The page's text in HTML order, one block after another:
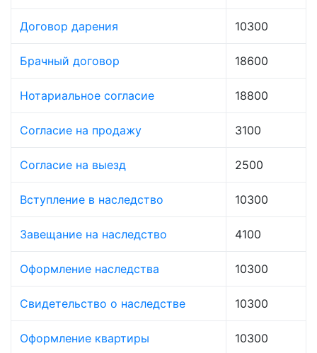
Договор дарения 10300
Брачный договор 18600
Нотариальное согласие 18800
Согласие на продажу 3100
Согласие на выезд 2500
Вступление в наследство 10300
Завещание на наследство 4100
Оформление наследства 10300
Свидетельство о наследстве 10300
Оформление квартиры 10300